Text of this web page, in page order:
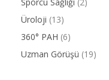
Üroloji (13)
360° PAH (6)
Uzman Görüşü (19)